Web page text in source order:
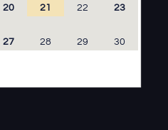
20 21 22 23
27 28 29 30